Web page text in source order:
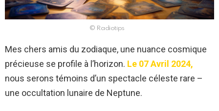
© Radiotips
Mes chers amis du zodiaque, une nuance cosmique
précieuse se profile à l’horizon. Le 07 Avril 2024,
nous serons témoins d’un spectacle céleste rare –
une occultation lunaire de Neptune.